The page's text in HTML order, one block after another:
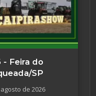
- Feira do
SP
de 2026